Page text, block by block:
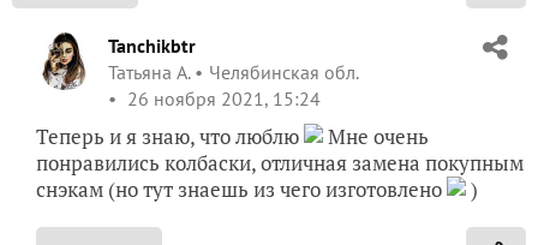
Tanchikbtr
Татьяна А.
Челябинская обл.
26 ноября 2021, 15:24
Теперь и я знаю, что люблю
Мне очень
понравились колбаски, отличная замена покупным
снэкам (но тут знаешь из чего изготовлено
)